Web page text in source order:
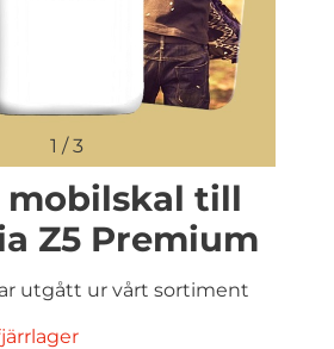
1 /3
mobilskal till
Z5 Premium
utgått ur vårt sortiment